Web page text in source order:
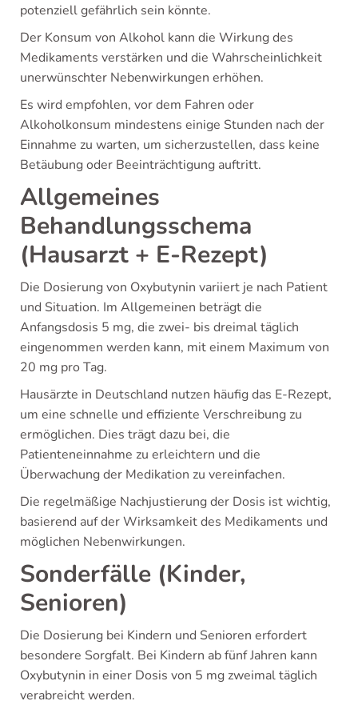
potenziell gefährlich sein könnte.
Der Konsum von Alkohol kann die Wirkung des
Medikaments verstärken und die Wahrscheinlichkeit
unerwünschter Nebenwirkungen erhöhen.
Es wird empfohlen, vor dem Fahren oder
Alkoholkonsum mindestens einige Stunden nach der
Einnahme zu warten, um sicherzustellen, dass keine
Betäubung oder Beeinträchtigung auftritt.
Allgemeines
Behandlungsschema
(Hausarzt + E-Rezept)
Die Dosierung von Oxybutynin variiert je nach Patient
und Situation. Im Allgemeinen beträgt die
Anfangsdosis 5 mg, die zwei- bis dreimal täglich
eingenommen werden kann, mit einem Maximum von
20 mg pro Tag.
Hausärzte in Deutschland nutzen häufig das E-Rezept,
um eine schnelle und effiziente Verschreibung zu
ermöglichen. Dies trägt dazu bei, die
Patienteneinnahme zu erleichtern und die
Überwachung der Medikation zu vereinfachen.
Die regelmäßige Nachjustierung der Dosis ist wichtig,
basierend auf der Wirksamkeit des Medikaments und
möglichen Nebenwirkungen.
Sonderfälle (Kinder,
Senioren)
Die Dosierung bei Kindern und Senioren erfordert
besondere Sorgfalt. Bei Kindern ab fünf Jahren kann
Oxybutynin in einer Dosis von 5 mg zweimal täglich
verabreicht werden.